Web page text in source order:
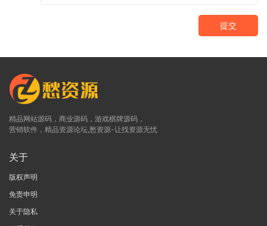
提交
精品网站源码，商业源码，游戏棋牌源码，
营销软件，精品资源论坛,愁资源-让找资源无忧
关于
版权声明
免责申明
关于隐私